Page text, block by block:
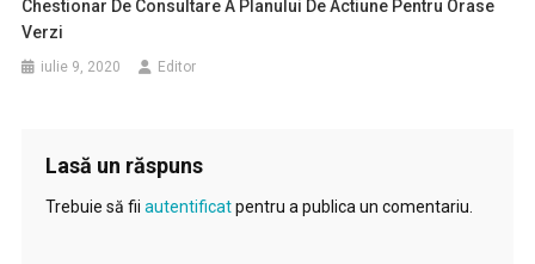
Chestionar De Consultare A Planului De Actiune Pentru Orase
Verzi
iulie 9, 2020 Editor
Lasă un răspuns
Trebuie să fii autentificatpentru a publica un comentariu.